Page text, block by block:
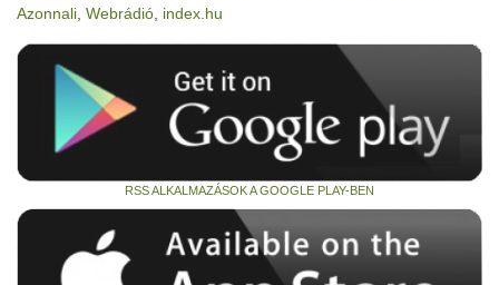
Azonnali Webrádió index.hu
RSS ALKALMAZÁSOK A GOOGLE PLAY-BEN